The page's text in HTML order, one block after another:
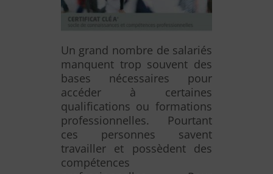
Un grand nombre de salariés
manquent trop souvent des
bases nécessaires pour
accéder à certaines
qualifications ou formations
professionnelles. Pourtant
ces personnes savent
travailler et possèdent des
compétences